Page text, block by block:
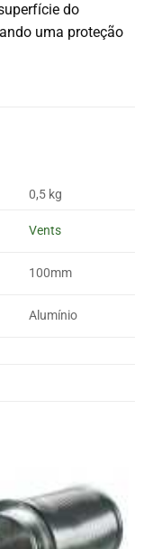
do
uma proteção
0,5 kg
Vents
100mm
Alumínio